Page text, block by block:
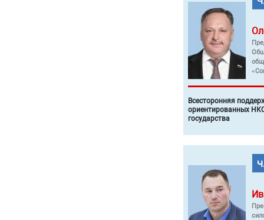
Всесторонняя
ориентированных
государства